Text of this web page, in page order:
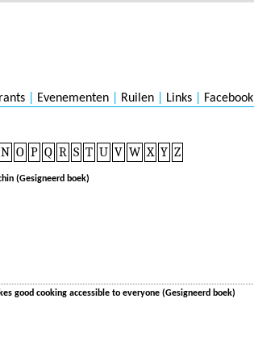
Evenementen Ruilen Links Facebook
N O P Q R S T U V W X Y Z
(Gesigneerd boek)
good cooking accessible to everyone (Gesigneerd boek)